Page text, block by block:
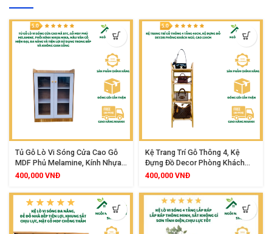
Tủ Gỗ Lò Vi Sóng Cửa Cao Gỗ
MDF Phủ Melamine, Kính Nhựa
Mika, Thiết Kế Đa Năng, Tiện Lợi
400,000 VNĐ
Kệ Trang Trí Gỗ Thông 4, Kệ
Đựng Đồ Decor Phòng Khách
Ngủ, Phù Hợp Mọi Không Gian
400,000 VNĐ